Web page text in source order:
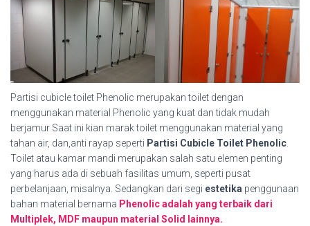
Partisi cubicle toilet Phenolic merupakan toilet dengan
menggunakan material Phenolic yang kuat dan tidak mudah
berjamur Saat ini kian marak toilet menggunakan material yang
tahan air, dan,anti rayap seperti Partisi Cubicle Toilet Phenolic
Toilet atau kamar mandi merupakan salah satu elemen penting
yang harus ada di sebuah fasilitas umum, seperti pusat
perbelanjaan, misalnya. Sedangkan dari segi estetika penggunaan
bahan material bernama Phenolic adalah yang terbaik dari
Multiplek, MDF maupun material Solid lainnya.